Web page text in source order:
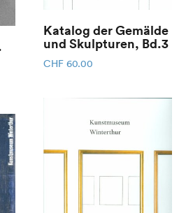
Katalog der Gemälde
und Skulpturen, Bd.3
CHF 60.00